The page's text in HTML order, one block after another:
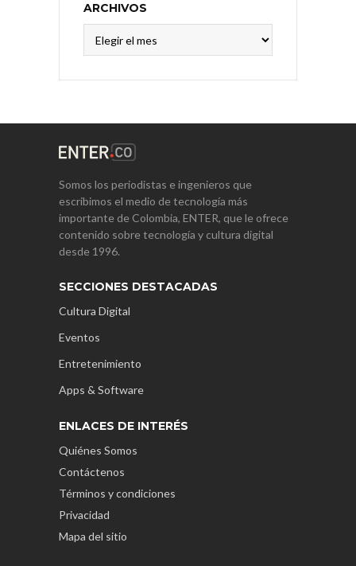
ARCHIVOS
Somos los periodistas e ingenieros que
escribimos el medio de tecnología más
importante de Colombia, ENTER, que le ofrece
contenido sobre tecnología y cultura digital
desde 1996.
SECCIONES DESTACADAS
Cultura Digital
Eventos
Entretenimiento
Apps & Software
ENLACES DE INTERÉS
Quiénes Somos
Contáctenos
Términos y condiciones
Privacidad
Mapa del sitio